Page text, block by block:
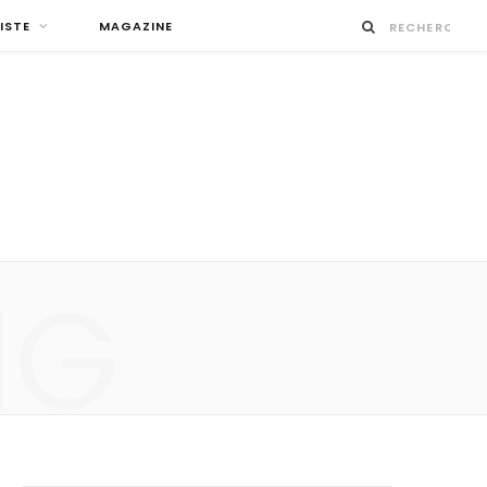
MAGAZINE